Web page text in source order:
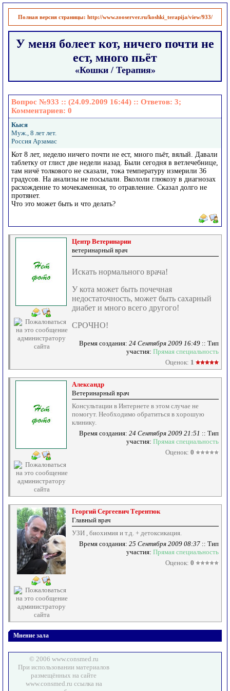
Полная версия страницы: http://www.zooserver.ru/koshki_terapija/view/933/
У меня болеет кот, ничего почти не
ест, много пьёт
«Кошки / Терапия»
Вопрос №933 :: (24.09.2009 16:44) :: Ответов: 3;
Комментариев: 0
Кыся
Муж., 8 лет лет.
Россия Арзамас
Кот 8 лет, неделю ничего почти не ест, много пьёт, вялый. Давали
таблетку от глист две недели назад. Были сегодня в ветлечебнице,
там ничё толкового не сказали, тока температуру измерили 36
градусов. На анализы не посылали. Вкололи глюкозу в диагнозах
расхождение то мочекаменная, то отравление. Сказал долго не
протянет.
Что это может быть и что делать?
Центр Ветеринарии
ветеринарный врач
Искать нормального врача!
У кота может быть почечная
недостаточность, может быть сахарный
диабет и много всего другого!
СРОЧНО!
Время создания: 24 Сентября 2009 16:49 :: Тип
участия: Прямая специальность
Оценок: 1
Александр
Ветеринарный врач
Консультации в Интернете в этом случае не
помогут. Необходимо обратиться в хорошую
клинику.
Время создания: 24 Сентября 2009 21:51 :: Тип
участия: Прямая специальность
Оценок: 0
Георгий Сергеевич Терентюк
Главный врач
УЗИ , биохимия и т.д. + детоксикация.
Время создания: 25 Сентября 2009 08:37 :: Тип
участия: Прямая специальность
Оценок: 0
Мнение зала
© 2006 www.consmed.ru
При использовании материалов
размещённых на сайте
www.consmed.ru ссылка на